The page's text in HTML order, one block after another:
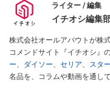
ライター / 編集
イチオシ編集
株式会社オールアバウトが株
コメンドサイト『イチオシ』
ー、 ダイソー、 セリア、 スタ
名品を、コラムや動画を通し